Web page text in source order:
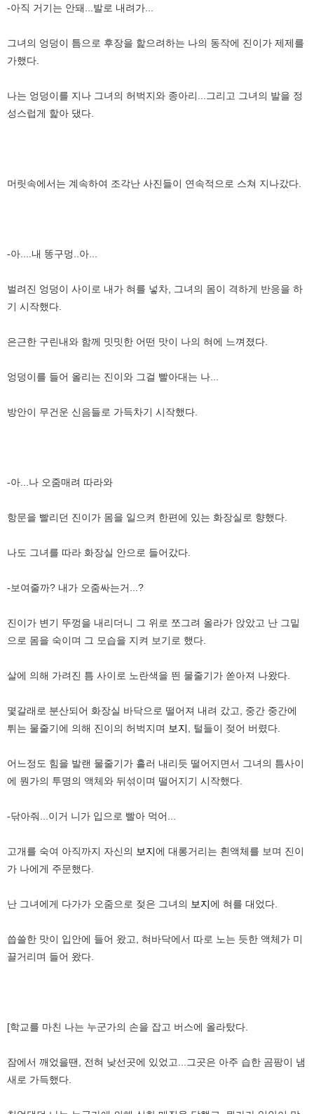
-아직 거기는 안돼...발로 내려가...
그녀의 엉덩이 틈으로 후장을 핥으려하는 나의 동작에 진이가 제제를
가했다.
나는 엉덩이를 지나 그녀의 허벅지와 종아리...그리고 그녀의 발을 정
성스럽게 핥아 댔다.
머릿속에서는 계속하여 조각난 사진들이 연속적으로 스쳐 지나갔다.
-아....내 똥구멍..아...
벌려진 엉덩이 사이로 내가 혀를 넣차, 그녀의 몸이 격하게 반응을 하
기 시작했다.
은근한 구린내와 함께 밋밋한 어떤 맛이 나의 혀에 느껴졌다.
엉덩이를 들어 올리는 진이와 그걸 빨아대는 나...
방안이 무건운 신음들로 가득차기 시작했다.
-아...나 오줌매려 따라와
항문을 빨리던 진이가 몸을 일으켜 한편에 있는 화장실로 향했다.
나도 그녀를 따라 화장실 안으로 들어갔다.
-보여줄까? 내가 오줌싸는거...?
진이가 변기 뚜껑을 내리더니 그 위로 쪼그려 올라가 앉았고 난 그밑
으로 몸을 숙이며 그 모습을 지켜 보기로 했다.
살에 의해 가려진 틈 사이로 노란색을 띈 물줄기가 쏟아져 나왔다.
몇갈래로 분산되어 화장실 바닥으로 떨어져 내려 갔고, 중간 중간에
튀는 물줄기에 의해 진이의 허벅지며 보지 , 털들이 젖어 버렸다.
어느정도 힘을 발랜 물줄기가 흘러 내리듯 떨어지면서 그녀의 틈사이
에 뭔가의 투명의 액체와 뒤섞이며 떨어지기 시작했다.
-닦아줘...이거 니가 입으로 빨아 먹어...
고개를 숙여 아직까지 자신의 보지에 대롱거리는 흰액체를 보며 진이
가 나에게 주문했다.
난 그녀에게 다가가 오줌으로 젖은 그녀의 보지에 혀를 대었다.
씁쓸한 맛이 입안에 들어 왔고, 혀바닥에서 따로 노는 듯한 액체가 미
끌거리며 들어 왔다.
[학교를 마친 나는 누군가의 손을 잡고 버스에 올라탔다.
잠에서 깨었을땐, 전혀 낮선곳에 있었고...그곳은 아주 습한 곰팡이 냄
새로 가득했다.